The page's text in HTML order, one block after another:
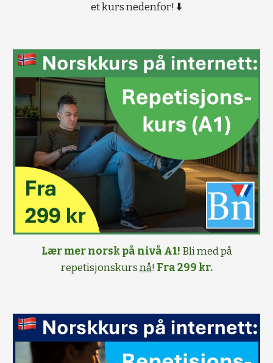
et kurs nedenfor! ⬇️
Lær mer norsk på nivå A1! Bli med på
repetisjonskursnå! Fra 299 kr.